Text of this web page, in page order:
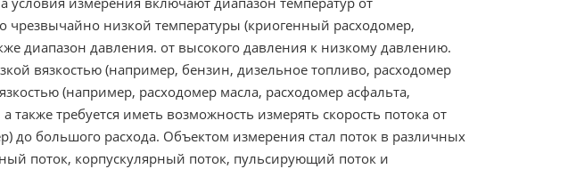
чрезвычайно низкой температуры (криогенный расходомер,
диапазон давления. от высокого давления к низкому давлению.
вязкостью (например, бензин, дизельное топливо, расходомер
(например, расходомер масла, расходомер асфальта,
также требуется иметь возможность измерять скорость потока от
до большого расхода. Объектом измерения стал поток в различных
поток, корпускулярный поток, пульсирующий поток и